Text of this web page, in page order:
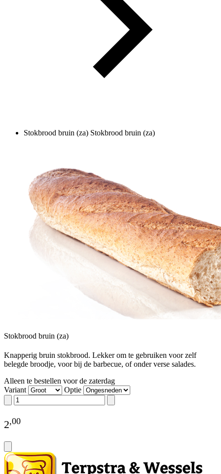
Stokbrood bruin (za) Stokbrood bruin (za)
Stokbrood bruin (za)
Knapperig bruin stokbrood. Lekker om te gebruiken voor zelf
belegde broodje, voor bij de barbecue, of onder verse salades.
Alleen te bestellen voor de zaterdag
Variant
Optie
2,00